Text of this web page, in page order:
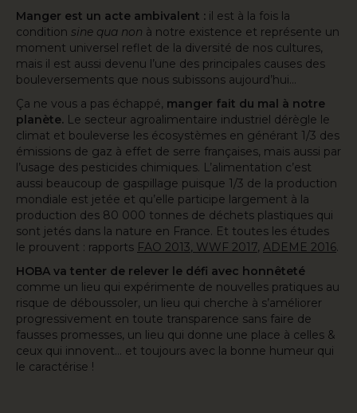
Manger est un acte ambivalent : il est à la fois la
condition sine qua non à notre existence et représente un
moment universel reflet de la diversité de nos cultures,
mais il est aussi devenu l’une des principales causes des
bouleversements que nous subissons aujourd’hui…
Ça ne vous a pas échappé, manger fait du mal à notre
planète. Le secteur agroalimentaire industriel dérègle le
climat et bouleverse les écosystèmes en générant 1/3 des
émissions de gaz à effet de serre françaises, mais aussi par
l’usage des pesticides chimiques. L’alimentation c’est
aussi beaucoup de gaspillage puisque 1/3 de la production
mondiale est jetée et qu’elle participe largement à la
production des 80 000 tonnes de déchets plastiques qui
sont jetés dans la nature en France. Et toutes les études
le prouvent : rapports FAO 2013, WWF 2017, ADEME 2016.
HOBA va tenter de relever le défi avec honnêteté
comme un lieu qui expérimente de nouvelles pratiques au
risque de déboussoler, un lieu qui cherche à s’améliorer
progressivement en toute transparence sans faire de
fausses promesses, un lieu qui donne une place à celles &
ceux qui innovent… et toujours avec la bonne humeur qui
le caractérise !